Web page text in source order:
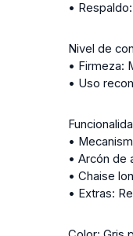
•
Nivel de
• Firmeza:
• Uso
•
• Arcón de
• Chaise
• Extras: